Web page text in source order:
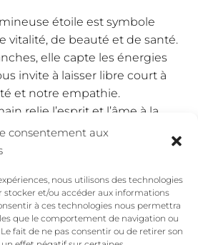
consentement aux
nous utilisons des technologies
stocker et/ou accéder aux informations
à ces technologies nous permettra
que le comportement de navigation ou
fait de ne pas consentir ou de retirer son
étoile est symbole
vitalité, de beauté et de santé.
elle capte les énergies
invite à laisser libre court à
et notre empathie.
relie l’esprit et l’âme à la
une amulette qui invite à se
pour se sentir vraiment au
empreintes digitales
pourquoi elle est signe
unique !
représente la femme et